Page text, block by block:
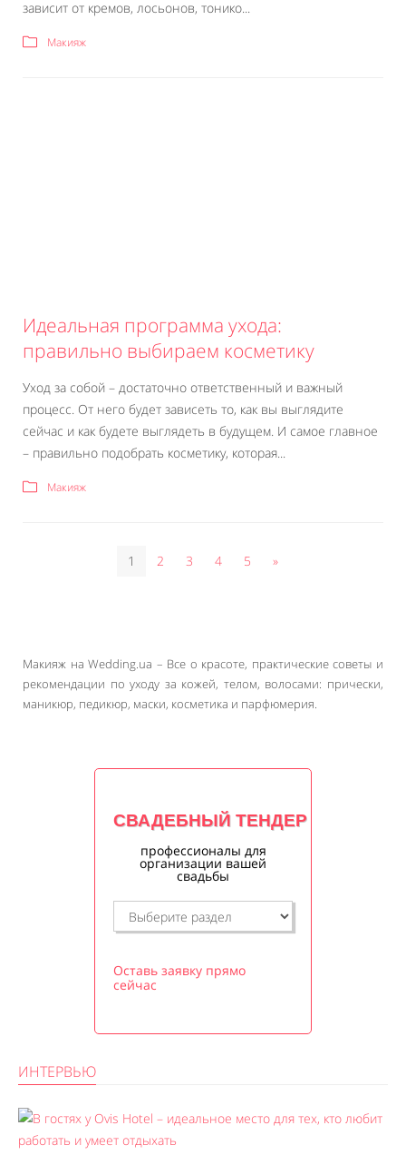
зависит от кремов, лосьонов, тонико...
Макияж
Идеальная программа ухода:
правильно выбираем косметику
Уход за собой – достаточно ответственный и важный
процесс. От него будет зависеть то, как вы выглядите
сейчас и как будете выглядеть в будущем. И самое главное
– правильно подобрать косметику, которая...
Макияж
1 2 3 4 5 »
Макияж на Wedding.ua – Все о красоте, практические советы и
рекомендации по уходу за кожей, телом, волосами: прически,
маникюр, педикюр, маски, косметика и парфюмерия.
СВАДЕБНЫЙ ТЕНДЕР
профессионалы для
организации вашей
свадьбы
Оставь заявку прямо
сейчас
ИНТЕРВЬЮ